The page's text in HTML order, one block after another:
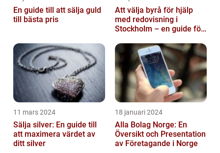
En guide till att sälja guld
till bästa pris
Att välja byrå för hjälp
med redovisning i
Stockholm – en guide för
11 mars 2024
Sälja silver: En guide till
att maximera värdet av
ditt silver
18 januari 2024
Alla Bolag Norge: En
Översikt och Presentation
av Företagande i Norge